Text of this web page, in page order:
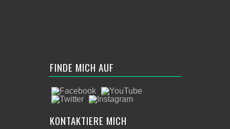
FINDE MICH AUF
KONTAKTIERE MICH